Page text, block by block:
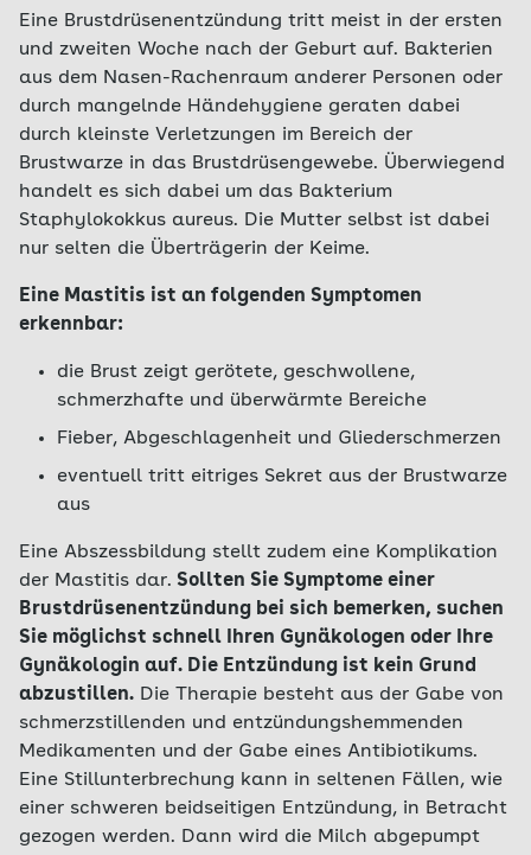
Eine Brustdrüsenentzündung tritt meist in der ersten
und zweiten Woche nach der Geburt auf. Bakterien
aus dem Nasen-Rachenraum anderer Personen oder
durch mangelnde Händehygiene geraten dabei
durch kleinste Verletzungen im Bereich der
Brustwarze in das Brustdrüsengewebe. Überwiegend
handelt es sich dabei um das Bakterium
Staphylokokkus aureus. Die Mutter selbst ist dabei
nur selten die Überträgerin der Keime.
Eine Mastitis ist an folgenden Symptomen
erkennbar:
die Brust zeigt gerötete, geschwollene,
schmerzhafte und überwärmte Bereiche
Fieber, Abgeschlagenheit und Gliederschmerzen
eventuell tritt eitriges Sekret aus der Brustwarze
aus
Eine Abszessbildung stellt zudem eine Komplikation
der Mastitis dar. Sollten Sie Symptome einer
Brustdrüsenentzündung bei sich bemerken, suchen
Sie möglichst schnell Ihren Gynäkologen oder Ihre
Gynäkologin auf. Die Entzündung ist kein Grund
abzustillen. Die Therapie besteht aus der Gabe von
schmerzstillenden und entzündungshemmenden
Medikamenten und der Gabe eines Antibiotikums.
Eine Stillunterbrechung kann in seltenen Fällen, wie
einer schweren beidseitigen Entzündung, in Betracht
gezogen werden. Dann wird die Milch abgepumpt